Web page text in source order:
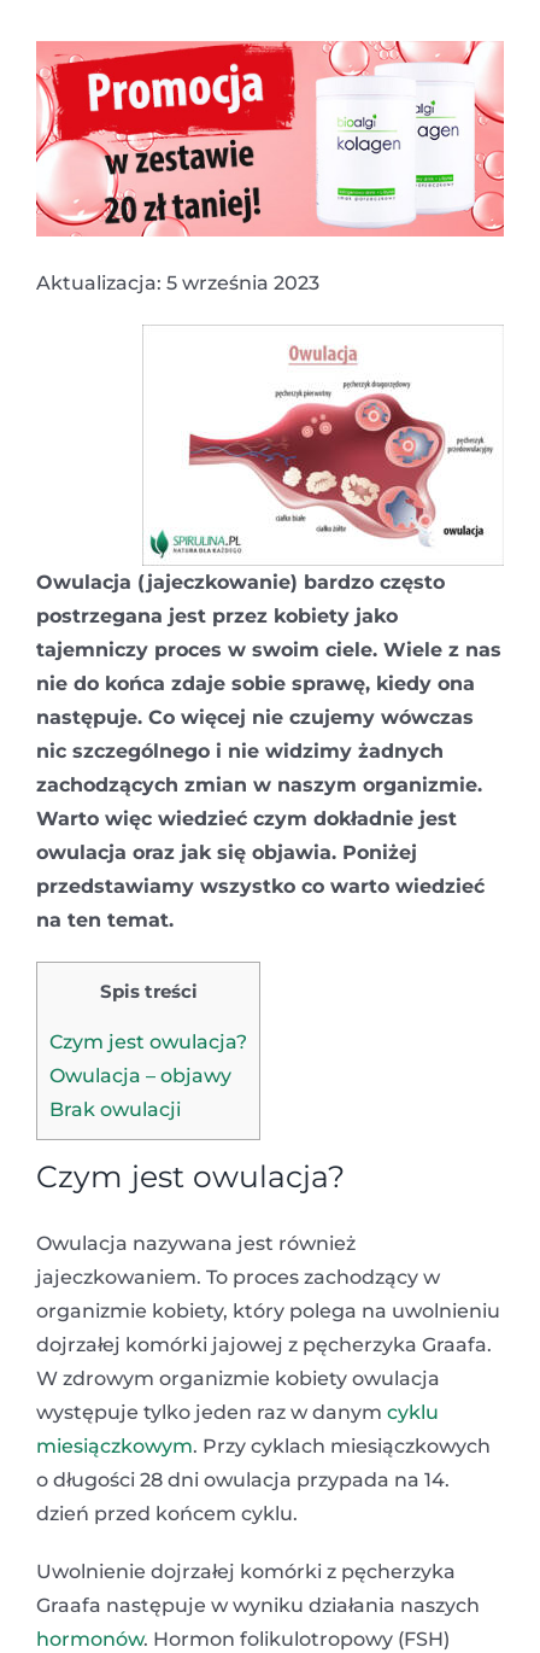
Aktualizacja: 5 września 2023
Owulacja (jajeczkowanie) bardzo często
postrzegana jest przez kobiety jako
tajemniczy proces w swoim ciele. Wiele z nas
nie do końca zdaje sobie sprawę, kiedy ona
następuje. Co więcej nie czujemy wówczas
nic szczególnego i nie widzimy żadnych
zachodzących zmian w naszym organizmie.
Warto więc wiedzieć czym dokładnie jest
owulacja oraz jak się objawia. Poniżej
przedstawiamy wszystko co warto wiedzieć
na ten temat.
Spis treści
Czym jest owulacja?
Owulacja – objawy
Brak owulacji
Czym jest owulacja?
Owulacja nazywana jest również
jajeczkowaniem. To proces zachodzący w
organizmie kobiety, który polega na uwolnieniu
dojrzałej komórki jajowej z pęcherzyka Graafa.
W zdrowym organizmie kobiety owulacja
występuje tylko jeden raz w danym cyklu
miesiączkowym. Przy cyklach miesiączkowych
o długości 28 dni owulacja przypada na 14.
dzień przed końcem cyklu.
Uwolnienie dojrzałej komórki z pęcherzyka
Graafa następuje w wyniku działania naszych
hormonów. Hormon folikulotropowy (FSH)